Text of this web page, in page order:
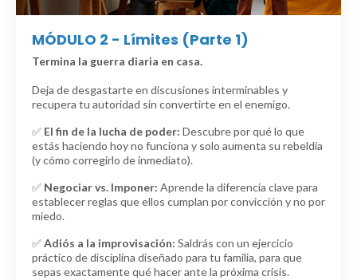
MÓDULO 2 - Límites (Parte 1)
Termina la guerra diaria en casa.
Deja de desgastarte en discusiones interminables y
recupera tu autoridad sin convertirte en el enemigo.
✅ El fin de la lucha de poder: Descubre por qué lo que
estás haciendo hoy no funciona y solo aumenta su rebeldía
(y cómo corregirlo de inmediato).
✅ Negociar vs. Imponer: Aprende la diferencia clave para
establecer reglas que ellos cumplan por convicción y no por
miedo.
✅Adiós a la improvisación: Saldrás con un ejercicio
práctico de disciplina diseñado para tu familia, para que
sepas exactamente qué hacer ante la próxima crisis.